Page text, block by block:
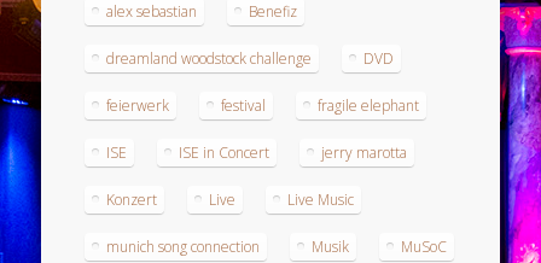
alex sebastian Benefiz
dreamland woodstock challenge DVD
feierwerk festival fragile elephant
ISE ISE in Concert jerry marotta
Konzert Live Live Music
munich song connection Musik MuSoC